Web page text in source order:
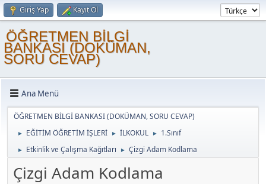
Giriş Yap Kayıt Ol
ÖĞRETMEN BİLGİ
BANKASI (DOKÜMAN,
SORU CEVAP)
Ana Menü
ÖĞRETMEN BİLGİ BANKASI (DOKÜMAN, SORU CEVAP)
► EĞİTİM ÖĞRETİM İŞLERİ ► İLKOKUL ► 1.Sınıf
► Etkinlik ve Çalışma Kağıtları ► Çizgi Adam Kodlama
Çizgi Adam Kodlama